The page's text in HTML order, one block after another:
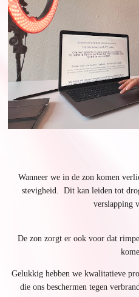
Wanneer we in de zon komen
stevigheid. Dit kan leiden tot
verslapping
De zon zorgt er ook voor dat
Gelukkig hebben we kwalitatieve
die ons beschermen tegen